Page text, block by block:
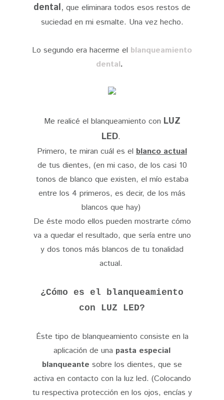
dental, que eliminara todos esos restos de
suciedad en mi esmalte. Una vez hecho.
Lo segundo era hacerme el blanqueamiento
dental.
Me realicé el blanqueamiento con LUZ
LED.
Primero, te miran cuál es el blanco actual
de tus dientes, (en mi caso, de los casi 10
tonos de blanco que existen, el mío estaba
entre los 4 primeros, es decir, de los más
blancos que hay)
De éste modo ellos pueden mostrarte cómo
va a quedar el resultado, que sería entre uno
y dos tonos más blancos de tu tonalidad
actual.
¿Cómo es el blanqueamiento
con LUZ LED?
Éste tipo de blanqueamiento consiste en la
aplicación de una pasta especial
blanqueante sobre los dientes, que se
activa en contacto con la luz led. (Colocando
tu respectiva protección en los ojos, encías y